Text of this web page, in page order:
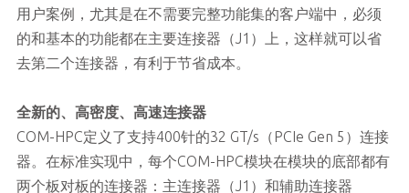
用户案例，尤其是在不需要完整功能集的客户端中，必须
的和基本的功能都在主要连接器（J1）上，这样就可以省
去第二个连接器，有利于节省成本。
全新的、高密度、高速连接器
COM-HPC定义了支持400针的32 GT/s（PCIe Gen 5）连接
器。在标准实现中，每个COM-HPC模块在模块的底部都有
两个板对板的连接器：主连接器（J1）和辅助连接器